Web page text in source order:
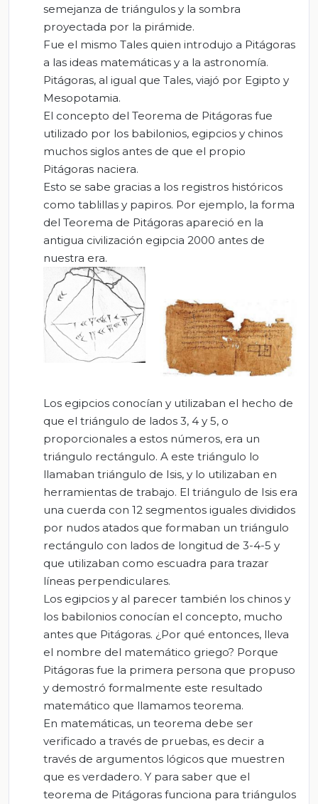
semejanza de triángulos y la sombra
proyectada por la pirámide.
Fue el mismo Tales quien introdujo a Pitágoras
a las ideas matemáticas y a la astronomía.
Pitágoras, al igual que Tales, viajó por Egipto y
Mesopotamia.
El concepto del Teorema de Pitágoras fue
utilizado por los babilonios, egipcios y chinos
muchos siglos antes de que el propio
Pitágoras naciera.
Esto se sabe gracias a los registros históricos
como tablillas y papiros. Por ejemplo, la forma
del Teorema de Pitágoras apareció en la
antigua civilización egipcia 2000 antes de
nuestra era.
Los egipcios conocían y utilizaban el hecho de
que el triángulo de lados 3, 4 y 5, o
proporcionales a estos números, era un
triángulo rectángulo. A este triángulo lo
llamaban triángulo de Isis, y lo utilizaban en
herramientas de trabajo. El triángulo de Isis era
una cuerda con 12 segmentos iguales divididos
por nudos atados que formaban un triángulo
rectángulo con lados de longitud de 3-4-5 y
que utilizaban como escuadra para trazar
líneas perpendiculares.
Los egipcios y al parecer también los chinos y
los babilonios conocían el concepto, mucho
antes que Pitágoras. ¿Por qué entonces, lleva
el nombre del matemático griego? Porque
Pitágoras fue la primera persona que propuso
y demostró formalmente este resultado
matemático que llamamos teorema.
En matemáticas, un teorema debe ser
verificado a través de pruebas, es decir a
través de argumentos lógicos que muestren
que es verdadero. Y para saber que el
teorema de Pitágoras funciona para triángulos